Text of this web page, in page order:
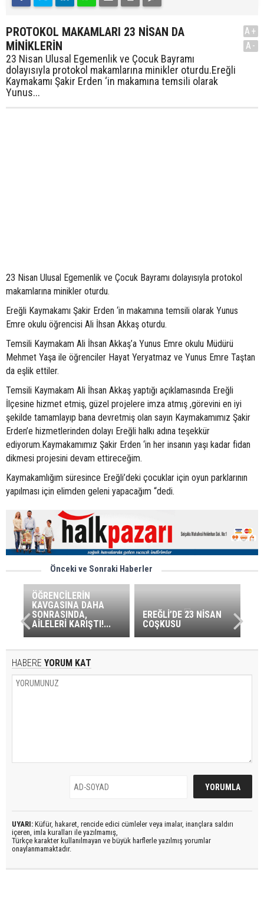
PROTOKOL MAKAMLARI 23 NİSAN DA
MİNİKLERİN
23 Nisan Ulusal Egemenlik ve Çocuk Bayramı
dolayısıyla protokol makamlarına minikler oturdu.Ereğli
Kaymakamı Şakir Erden ‘in makamına temsili olarak
Yunus...
A+
A-
23 Nisan Ulusal Egemenlik ve Çocuk Bayramı dolayısıyla protokol
makamlarına minikler oturdu.
Ereğli Kaymakamı Şakir Erden ‘in makamına temsili olarak Yunus
Emre okulu öğrencisi Ali İhsan Akkaş oturdu.
Temsili Kaymakam Ali İhsan Akkaş’a Yunus Emre okulu Müdürü
Mehmet Yaşa ile öğrenciler Hayat Yeryatmaz ve Yunus Emre Taştan
da eşlik ettiler.
Temsili Kaymakam Ali İhsan Akkaş yaptığı açıklamasında Ereğli
İlçesine hizmet etmiş, güzel projelere imza atmış ,görevini en iyi
şekilde tamamlayıp bana devretmiş olan sayın Kaymakamımız Şakir
Erden’e hizmetlerinden dolayı Ereğli halkı adına teşekkür
ediyorum.Kaymakamımız Şakir Erden ‘in her insanın yaşı kadar fidan
dikmesi projesini devam ettireceğim.
Kaymakamlığım süresince Ereğli’deki çocuklar için oyun parklarının
yapılması için elimden geleni yapacağım “dedi.
Önceki ve Sonraki Haberler
ÖĞRENCİLERİN
KAVGASINA DAHA
SONRASINDA,
AİLELERİ KARIŞTI!...
EREĞLİ’DE 23 NİSAN
COŞKUSU
HABERE YORUM KAT
UYARI: Küfür, hakaret, rencide edici cümleler veya imalar, inançlara saldırı
içeren, imla kuralları ile yazılmamış,
Türkçe karakter kullanılmayan ve büyük harflerle yazılmış yorumlar
onaylanmamaktadır.